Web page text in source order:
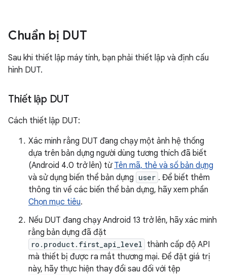
Chuẩn bị DUT
Sau khi thiết lập máy tính, bạn phải thiết lập và định cấu
hình DUT.
Thiết lập DUT
Cách thiết lập DUT:
Xác minh rằng DUT đang chạy một ảnh hệ thống
dựa trên bản dựng người dùng tương thích đã biết
(Android 4.0 trở lên) từ Tên mã, thẻ và số bản dựng
và sử dụng biến thể bản dựng user . Để biết thêm
thông tin về các biến thể bản dựng, hãy xem phần
Chọn mục tiêu.
Nếu DUT đang chạy Android 13 trở lên, hãy xác minh
rằng bản dựng đã đặt
ro.product.first_api_level thành cấp độ API
mà thiết bị được ra mắt thương mại. Để đặt giá trị
này, hãy thực hiện thay đổi sau đối với tệp